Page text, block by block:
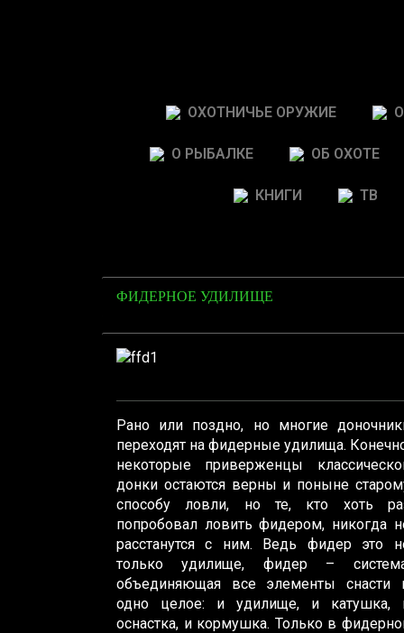
ОХОТНИЧЬЕ ОРУЖИЕ
О РЫБАЛКЕ ОБ ОХОТЕ
КНИГИ ТВ
ФИДЕРНОЕ УДИЛИЩЕ
Рано или поздно, но многие
переходят на фидерные удилища.
некоторые приверженцы
донки остаются верны и поныне
способу ловли, но те, кто хоть
попробовал ловить фидером, никогда
расстанутся с ним. Ведь фидер это
только удилище, фидер –
объединяющая все элементы снасти
одно целое: и удилище, и катушка,
оснастка, и кормушка. Только в